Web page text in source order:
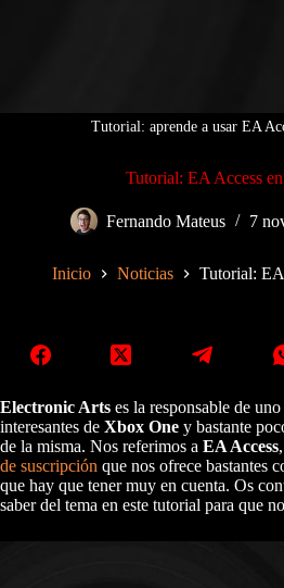
Tutorial: aprende a usar EA
Tutorial: EA Access
Fernando Mateus 7
Inicio Noticias Tutorial:
Electronic Arts es la responsable de
interesantes de Xbox One y bastante
de la misma. Nos referimos a EA Access
de suscripción que nos ofrece bastantes
que hay que tener muy en cuenta. Os
saber del tema en este tutorial para que